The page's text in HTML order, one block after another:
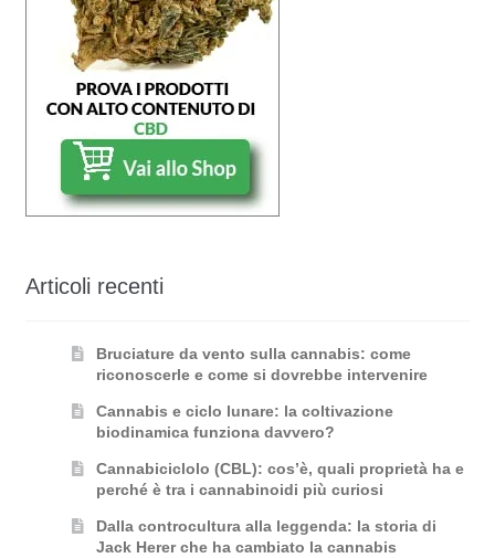
Articoli recenti
Bruciature da vento sulla cannabis: come
riconoscerle e come si dovrebbe intervenire
Cannabis e ciclo lunare: la coltivazione
biodinamica funziona davvero?
Cannabiciclolo (CBL): cos’è, quali proprietà ha e
perché è tra i cannabinoidi più curiosi
Dalla controcultura alla leggenda: la storia di
Jack Herer che ha cambiato la cannabis